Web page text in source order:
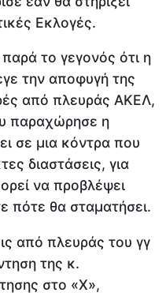
Εκλογές.
το γεγονός ότι η
την αποφυγή της
από πλευράς ΑΚΕΛ,
παραχώρησε η
σε μια κόντρα που
διαστάσεις, για
να προβλέψει
πότε θα σταματήσει.
από πλευράς του γγ
της κ.
στο «Χ»,